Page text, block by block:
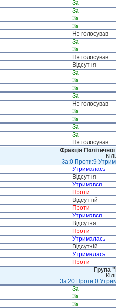
За
За
За
За
Не голосував
За
За
Не голосував
Відсутня
За
За
За
За
Не голосував
За
За
За
За
Не голосував
Фракція
За:0 Проти:9
Утрималась
Відсутня
Утримався
Проти
Відсутній
Проти
Утримався
Відсутня
Проти
Утрималась
Відсутній
Утрималась
Проти
Група
За:20 Проти:0
За
За
За